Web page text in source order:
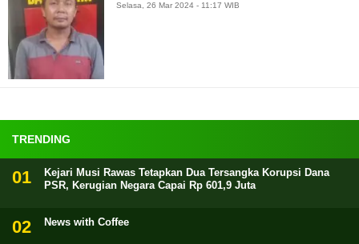
TRENDING
Kejari Musi Rawas Tetapkan Dua Tersangka Korupsi Dana
PSR, Kerugian Negara Capai Rp 601,9 Juta
News with Coffee
Selasa, 26 Mar 2024 - 11:17 WIB